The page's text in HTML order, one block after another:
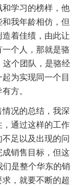
学习的榜样，他
我年龄相仿，但
着佳绩，由此让
个人，那就是骆
个团队，是骆经
为实现同一个目
方。
况的总结，我深
通过这样的工作
足以及出现的问
销售目标，但这
是整个华东的销
，就要不断的超